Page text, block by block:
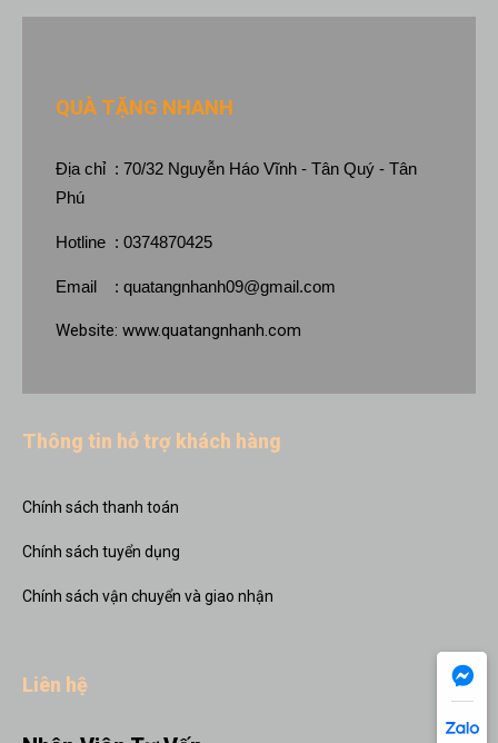
QUÀ TẶNG NHANH
Địa chỉ : 70/32 Nguyễn Háo Vĩnh - Tân Quý - Tân
Phú
Hotline : 0374870425
Email : quatangnhanh09@gmail.com
Website: www.quatangnhanh.com
Thông tin hỗ trợ khách hàng
Chính sách thanh toán
Chính sách tuyển dụng
Chính sách vận chuyển và giao nhận
Liên hệ